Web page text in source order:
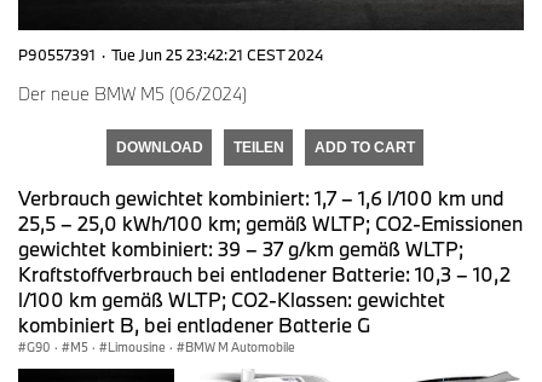
P90557391 · Tue Jun 25 23:42:21 CEST 2024
Der neue BMW M5 (06/2024)
DOWNLOAD TEILEN ADD TO CART
Verbrauch gewichtet kombiniert: 1,7 – 1,6 l/100 km und
25,5 – 25,0 kWh/100 km; gemäß WLTP; CO2-Emissionen
gewichtet kombiniert: 39 – 37 g/km gemäß WLTP;
Kraftstoffverbrauch bei entladener Batterie: 10,3 – 10,2
l/100 km gemäß WLTP; CO2-Klassen: gewichtet
kombiniert B, bei entladener Batterie G
G90 · M5 · Limousine · BMW M Automobile